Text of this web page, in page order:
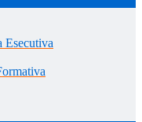
Esecutiva